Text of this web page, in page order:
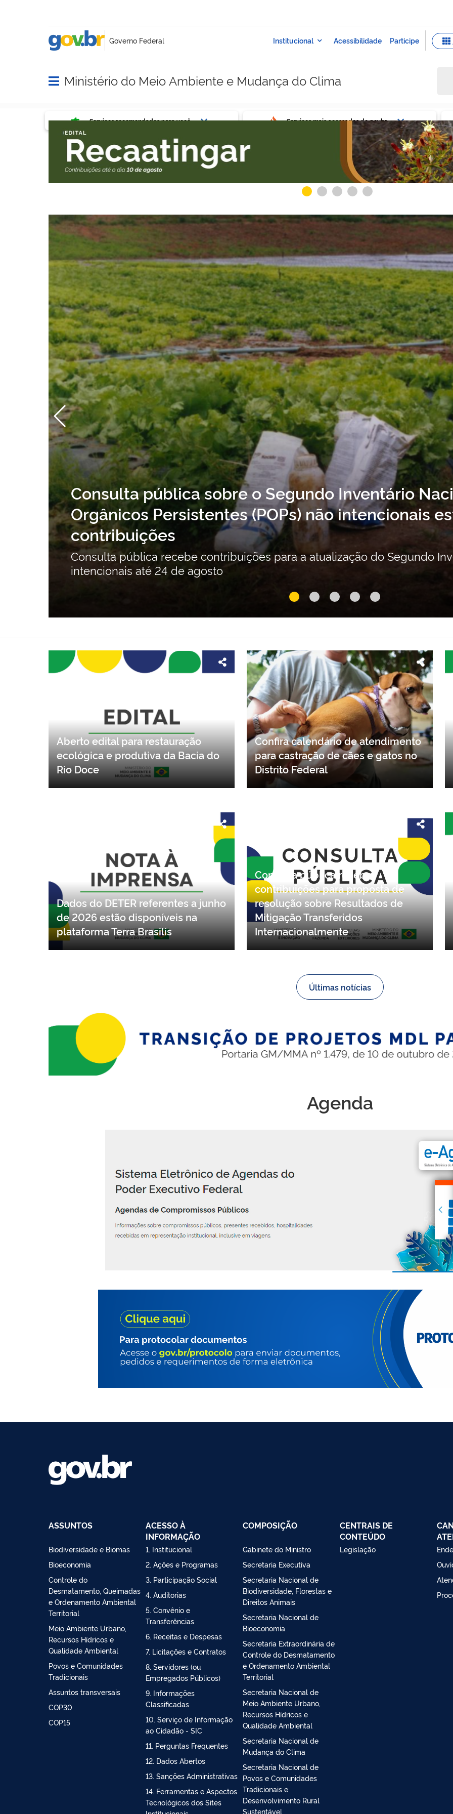
Abrir menu principal de navegação
Ministério do Meio Ambiente e Mudança do Clima
Serviços mais acessados do govbr
Manejo do Fogo: entenda os conceitos da lei
prevenção e o controle de incêndios florestais
Legislação completou dois anos em julho e estabelece diretrizes para a
Aberto edital para restauração
ecológica e produtiva da Bacia do
Confira calendário de atendimento
para castração de cães e gatos no
Dados do DETER referentes a junho
de 2026 estão disponíveis na
Consulta pública recebe
contribuições para proposta de
resolução sobre Resultados de
Mitigação Transferidos
ASSUNTOS
Biodiversidade e Biomas
Bioeconomia
Controle do
e Ordenamento Ambiental
Territorial
Recursos Hídricos e
Qualidade Ambiental
Povos e Comunidades
Tradicionais
Assuntos transversais
ACESSO À
INFORMAÇÃO
1. Institucional
2. Ações e Programas
3. Participação Social
4. Auditorias
5. Convênio e
Transferências
6. Receitas e Despesas
7. Licitações e Contratos
8. Servidores (ou
Empregados Públicos)
9. Informações
Classificadas
10. Serviço de Informação
ao Cidadão - SIC
11. Perguntas Frequentes
12. Dados Abertos
13. Sanções Administrativas
COMPOSIÇÃO
Gabinete do Ministro
Secretaria Executiva
Biodiversidade, Florestas e
Direitos Animais
Secretaria Nacional de
Bioeconomia
Secretaria Extraordinária de
e Ordenamento Ambiental
Territorial
Secretaria Nacional de
Recursos Hídricos e
Qualidade Ambiental
Secretaria Nacional de
Mudança do Clima
Secretaria Nacional de
Povos e Comunidades
CENTRAIS DE